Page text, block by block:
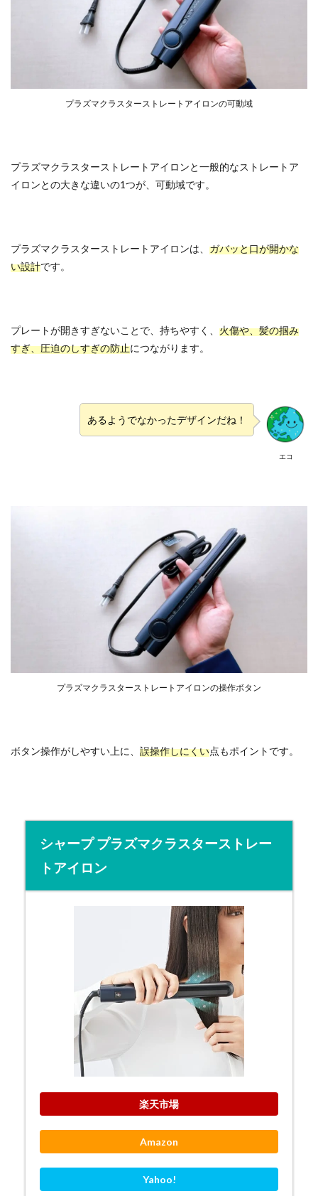
プラズマクラスターストレートアイロンの可動域
プラズマクラスターストレートアイロンと一般的なストレートア
イロンとの大きな違いの1つが、可動域です。
プラズマクラスターストレートアイロンは、 ガバッと口が開かな
い設計です。
プレートが開きすぎないことで、持ちやすく、 火傷や、髪の掴み
すぎ、圧迫のしすぎの防止につながります。
エコ
あるようでなかったデザインだね！
プラズマクラスターストレートアイロンの操作ボタン
ボタン操作がしやすい上に、 誤操作しにくい点もポイントです。
シャープ プラズマクラスターストレー
トアイロン
楽天市場
Amazon
Yahoo!